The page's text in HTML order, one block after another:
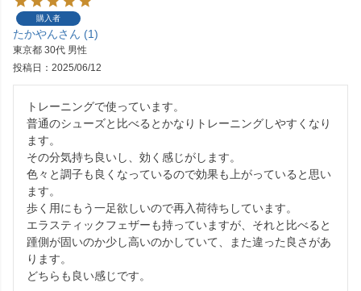
購入者
たかやん 1
東京都 30代 男性
投稿日
2025/06/12
トレーニングで使っています。
普通のシューズと比べるとかなりトレーニングしやすくなり
ます。
その分気持ち良いし、効く感じがします。
色々と調子も良くなっているので効果も上がっていると思い
ます。
歩く用にもう一足欲しいので再入荷待ちしています。
エラスティックフェザーも持っていますが、それと比べると
踵側が固いのか少し高いのかしていて、また違った良さがあ
ります。
どちらも良い感じです。